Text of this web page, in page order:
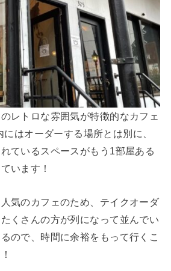
レトロな雰囲気が特徴的なカフェ
にはオーダーする場所とは別に、
ているスペースがもう1部屋ある
います！
気のカフェのため、テイクオーダ
くさんの方が列になって並んでい
ので、時間に余裕をもって行くこ